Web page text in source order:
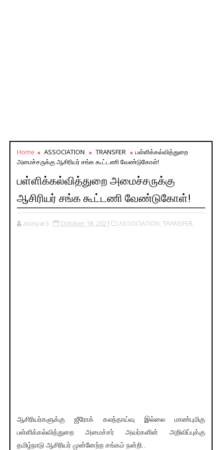
Home ASSOCIATION TRANSFER
பள்ளிக்கல்வித்துறை
அமைச்சருக்கு ஆசிரியர் சங்க கூட்டணி வேண்டுகோள்!
பள்ளிக்கல்வித்துறை அமைச்சருக்கு
ஆசிரியர் சங்க கூட்டணி வேண்டுகோள்!
asiriyar3 October 18, 2021 ASSOCIATION, TRANSFER,
ஆசிரியர்களுக்கு ஜீரோக் கலந்தாய்வு இல்லை மாண்புமிகு
பள்ளிக்கல்வித்துறை அமைச்சர் அவர்களின் அறிவிப்புக்கு
தமிழ்நாடு ஆசிரியர் முன்னேற்ற சங்கம் நன்றி..